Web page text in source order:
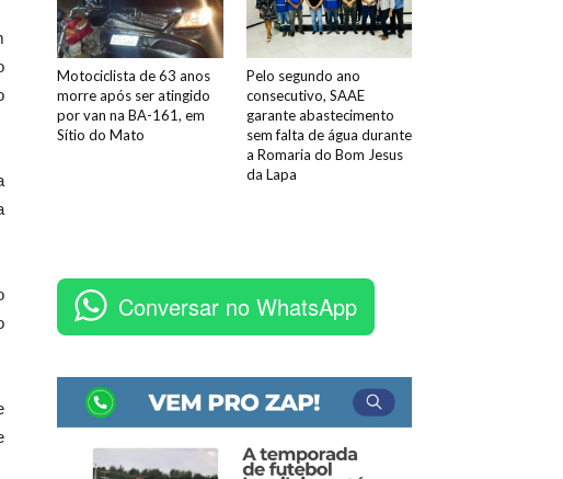
Motociclista de 63 anos
morre após ser atingido
por van na BA-161, em
Sítio do Mato
Pelo segundo ano
consecutivo, SAAE
garante abastecimento
sem falta de água durante
a Romaria do Bom Jesus
da Lapa
Conversar no WhatsApp